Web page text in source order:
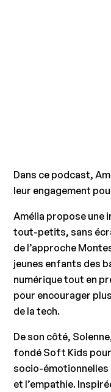
Dans ce podcast,
leur engagement
Amélia propose une
tout-petits, sans
de l’approche
jeunes enfants des
numérique tout en
pour encourager
de la tech.
De son côté,
fondé Soft Kids
socio-émotionnelles
et l’empathie.